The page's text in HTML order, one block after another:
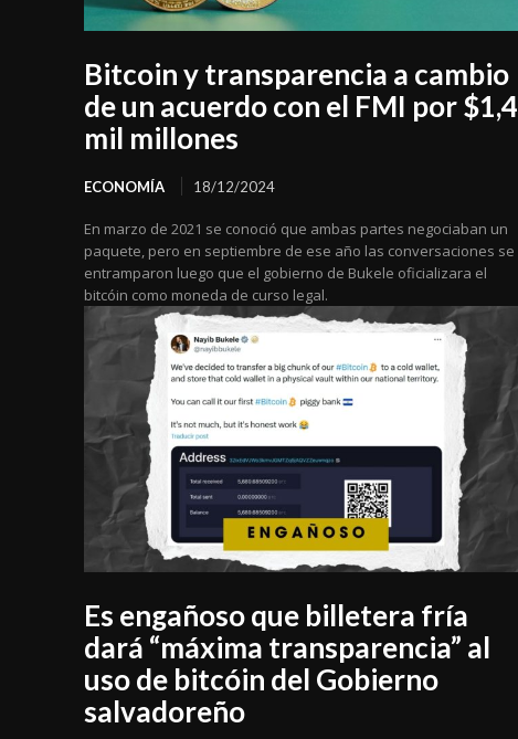
Bitcoin y transparencia a cambio
de un acuerdo con el FMI por $1,4
mil millones
ECONOMÍA 18/12/2024
En marzo de 2021 se conoció que ambas partes negociaban un
paquete, pero en septiembre de ese año las conversaciones se
entramparon luego que el gobierno de Bukele oficializara el
bitcóin como moneda de curso legal.
Es engañoso que billetera fría
dará “máxima transparencia” al
uso de bitcóin del Gobierno
salvadoreño